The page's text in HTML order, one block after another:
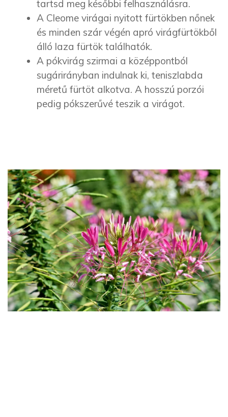
tartsd meg későbbi felhasználásra.
A Cleome virágai nyitott fürtökben nőnek
és minden szár végén apró virágfürtökből
álló laza fürtök találhatók.
A pókvirág szirmai a középpontból
sugárirányban indulnak ki, teniszlabda
méretű fürtöt alkotva. A hosszú porzói
pedig pókszerűvé teszik a virágot.